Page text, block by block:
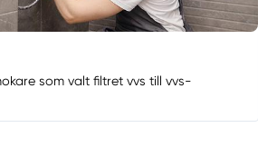
som valt filtret vvs till vvs-